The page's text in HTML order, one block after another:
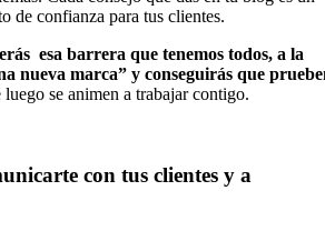
de confianza para tus clientes.
esa barrera que tenemos todos, a la
nueva marca” y conseguirás que
luego se animen a trabajar contigo.
con tus clientes y a